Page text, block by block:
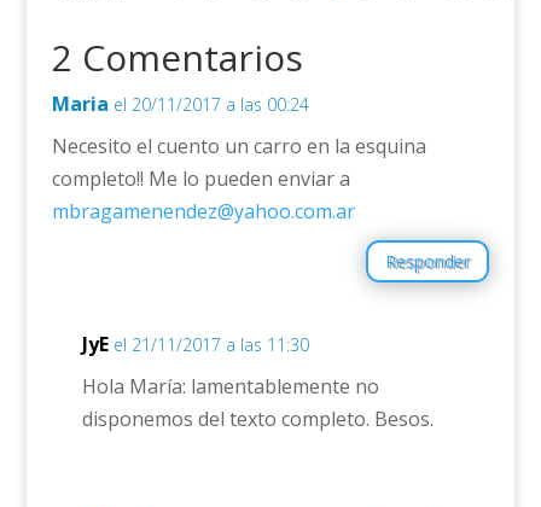
2 Comentarios
Maria el 20/11/2017 a las 00:24
Necesito el cuento un carro en la esquina
completo!! Me lo pueden enviar a
mbragamenendez@yahoo.com.ar
Responder
JyE el 21/11/2017 a las 11:30
Hola María: lamentablemente no
disponemos del texto completo. Besos.